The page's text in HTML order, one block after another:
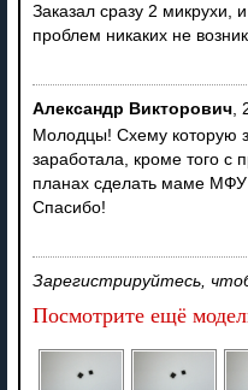
Заказал сразу 2 микрухи,
проблем никаких не
Александр Викторович,
Молодцы! Схему которую
заработала, кроме того с
планах сделать маме
Спасибо!
Зарегистрируйтесь,
Посмотрите ещё